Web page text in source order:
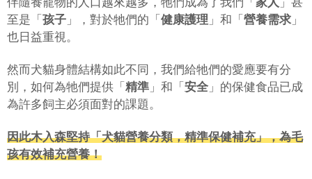
伴隨養寵物的人口越來越多，牠們成為了我們「 家人 」甚
至是「 孩子 」，對於牠們的「 健康護理 」和「 營養需求 」
也日益重視。
然而犬貓身體結構如此不同，我們給牠們的愛應要有分
別，如何為牠們提供「 精準 」和「 安全 」的保健食品已成
為許多飼主必須面對的課題。
因此木入森堅持「犬貓營養分類，精準保健補充」，為毛
孩有效補充營養！